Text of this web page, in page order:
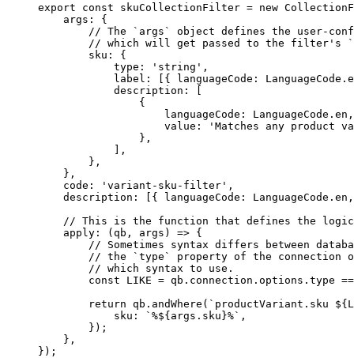
export const skuCollectionFilter = new
    args: {
// The `args` object defines the user-
// which will get passed to the filter's
        sku: {
            type:
'string' ,
label: [{ languageCode:
            description: [
                {
                    languageCode: LanguageCode.en,
                    value:
'Matches any product
                },
            ],
        },
    },
    code:
'variant-sku-filter' ,
description: [{ languageCode:
// This is the function that defines the
    apply
: (qb , args ) => {
// Sometimes syntax differs between
// the `type` property of the connection
        // which syntax to use.
        const
LIKE = qb.connection.options.type
        return
qb. andWhere ( `productVariant.sku ${
            sku:
`%${args . sku}%` ,
        });
    },
});